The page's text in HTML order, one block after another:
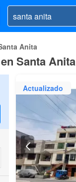
Anita
Santa Anita
Actualizado